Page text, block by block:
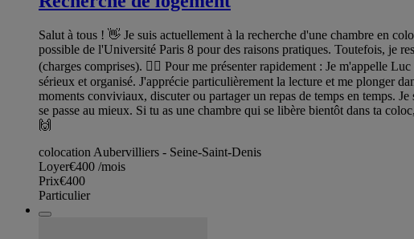
Salut à tous ! 👋 Je suis actuellement à la recherche d'une chambre en
possible de l'Université Paris 8 pour des raisons pratiques. Toutefois, je
(charges comprises). 🙋‍♂️ Pour me présenter rapidement : Je m'appelle
sérieux et organisé. J'apprécie particulièrement la lecture et me plonger
moments conviviaux, discuter ou partager un repas de temps en temps.
se passe au mieux. Si tu as une chambre qui se libère bientôt dans ta
🙌
colocation Aubervilliers - Seine-Saint-Denis
Loyer€400 /mois
Prix€400
Particulier